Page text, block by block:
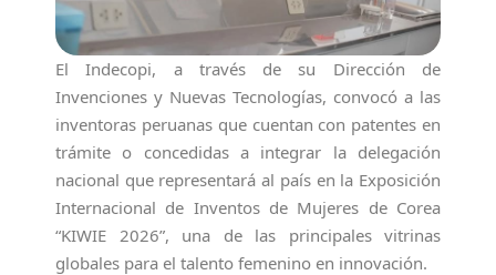
El Indecopi, a través de su Dirección de
Invenciones y Nuevas Tecnologías, convocó a las
inventoras peruanas que cuentan con patentes en
trámite o concedidas a integrar la delegación
nacional que representará al país en la Exposición
Internacional de Inventos de Mujeres de Corea
“KIWIE 2026”, una de las principales vitrinas
globales para el talento femenino en innovación.